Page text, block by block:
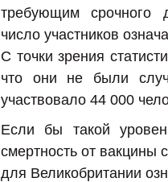
требующим срочного
число участников
С точки зрения
что они не были
участвовало 44 000
Если бы такой
смертность от вакцины
для Великобритании